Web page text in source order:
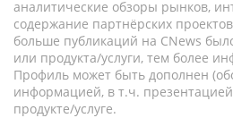
аналитические обзоры рынков,
содержание партнёрских
больше публикаций на CNews
или продукта/услуги, тем более
Профиль может быть дополнен
информацией, в т.ч.
продукте/услуге.